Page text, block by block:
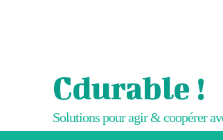
Cdurable !
Solutions pour agir & coopérer